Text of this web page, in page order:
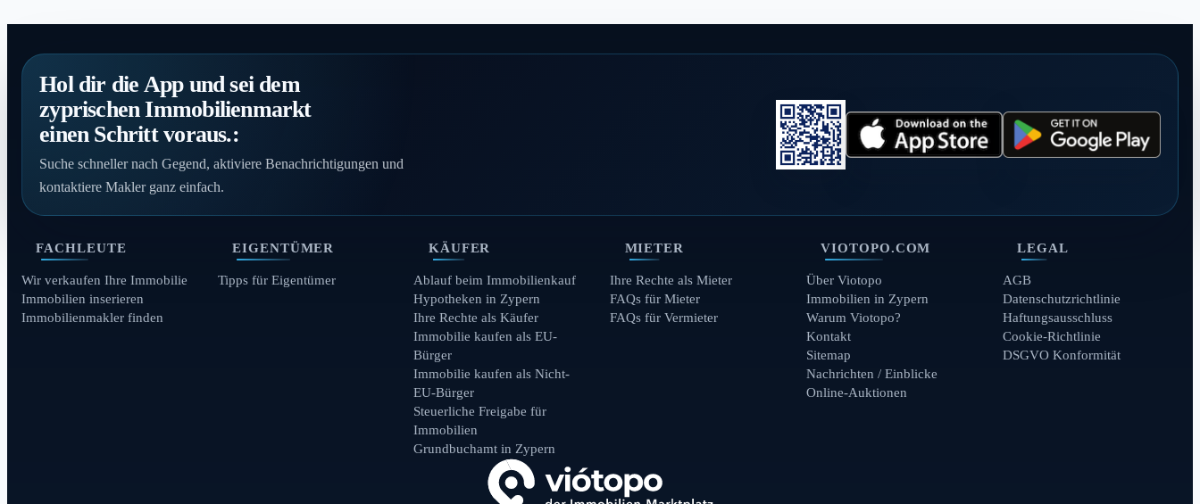
Hol dir die App und sei dem
zyprischen Immobilienmarkt
einen Schritt voraus.:
Suche schneller nach Gegend, aktiviere Benachrichtigungen und
kontaktiere Makler ganz einfach.
FACHLEUTE
Wir verkaufen Ihre Immobilie
Immobilien inserieren
Immobilienmakler finden
EIGENTÜMER
Tipps für Eigentümer
KÄUFER
Ablauf beim Immobilienkauf
Hypotheken in Zypern
Ihre Rechte als Käufer
Immobilie kaufen als EU-
Bürger
Immobilie kaufen als Nicht-
EU-Bürger
Steuerliche Freigabe für
Immobilien
Grundbuchamt in Zypern
MIETER
Ihre Rechte als Mieter
FAQs für Mieter
FAQs für Vermieter
VIOTOPO.COM
Über Viotopo
Immobilien in Zypern
Warum Viotopo?
Kontakt
Sitemap
Nachrichten / Einblicke
Online-Auktionen
LEGAL
AGB
Datenschutzrichtlinie
Haftungsausschluss
Cookie-Richtlinie
DSGVO Konformität